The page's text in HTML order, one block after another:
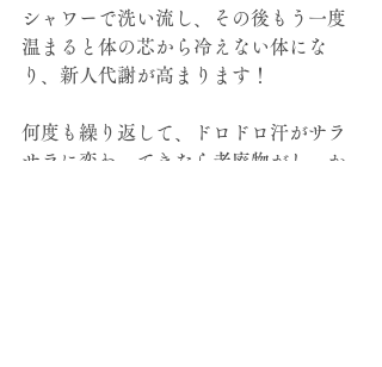
シャワーで洗い流し、その後もう一度
温まると体の芯から冷えない体にな
り、新人代謝が高まります！
何度も繰り返して、ドロドロ汗がサラ
サラに変わってきたら老廃物がしっか